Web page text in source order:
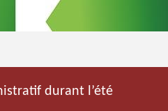
durant l’été